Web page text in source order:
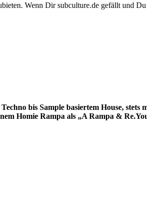
Wenn Dir subculture.de gefällt und
bis Sample basiertem House, stets
Homie Rampa als „A Rampa &